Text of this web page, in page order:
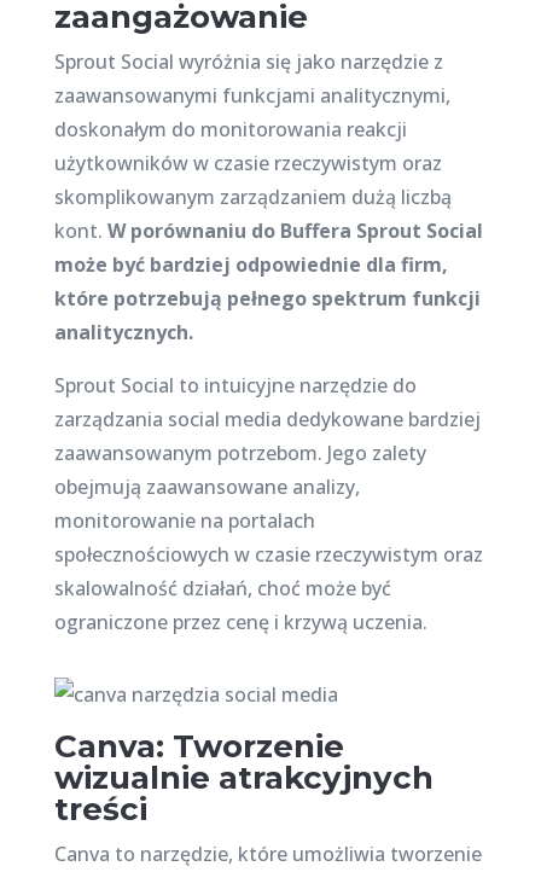
zaangażowanie
Sprout Social wyróżnia się jako narzędzie z
zaawansowanymi funkcjami analitycznymi,
doskonałym do monitorowania reakcji
użytkowników w czasie rzeczywistym oraz
skomplikowanym zarządzaniem dużą liczbą
kont. W porównaniu do Buffera Sprout Social
może być bardziej odpowiednie dla firm,
które potrzebują pełnego spektrum funkcji
analitycznych.
Sprout Social to intuicyjne narzędzie do
zarządzania social media dedykowane bardziej
zaawansowanym potrzebom. Jego zalety
obejmują zaawansowane analizy,
monitorowanie na portalach
społecznościowych w czasie rzeczywistym oraz
skalowalność działań, choć może być
ograniczone przez cenę i krzywą uczenia.
Canva: Tworzenie
wizualnie atrakcyjnych
treści
Canva to narzędzie, które umożliwia tworzenie